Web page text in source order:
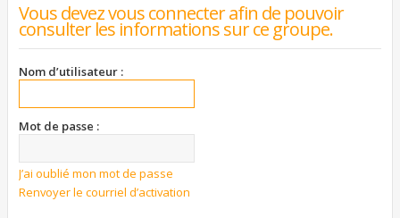
Vous devez vous connecter afin de pouvoir
consulter les informations sur ce groupe.
Nom d’utilisateur :
Mot de passe :
J’ai oublié mon mot de passe
Renvoyer le courriel d’activation